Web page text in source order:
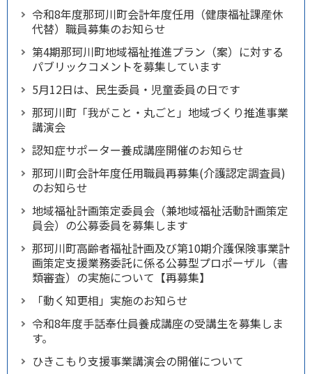
令和8年度那珂川町会計年度任用（健康福祉課産休
代替）職員募集のお知らせ
第4期那珂川町地域福祉推進プラン（案）に対する
パブリックコメントを募集しています
5月12日は、民生委員・児童委員の日です
那珂川町「我がこと・丸ごと」地域づくり推進事業
講演会
認知症サポーター養成講座開催のお知らせ
那珂川町会計年度任用職員再募集(介護認定調査員)
のお知らせ
地域福祉計画策定委員会（兼地域福祉活動計画策定
員会）の公募委員を募集します
那珂川町高齢者福祉計画及び第10期介護保険事業計
画策定支援業務委託に係る公募型プロポーザル（書
類審査）の実施について【再募集】
「動く知更相」実施のお知らせ
令和8年度手話奉仕員養成講座の受講生を募集しま
す。
ひきこもり支援事業講演会の開催について